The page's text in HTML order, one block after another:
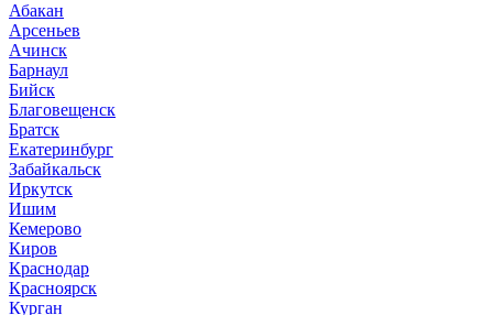
Абакан
Арсеньев
Ачинск
Барнаул
Бийск
Благовещенск
Братск
Екатеринбург
Забайкальск
Иркутск
Ишим
Кемерово
Киров
Краснодар
Красноярск
Курган